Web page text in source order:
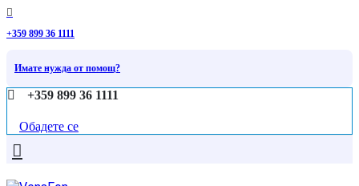
+359 899 36 1111
Имате нужда от помощ?
+359 899 36 1111
Обадете се